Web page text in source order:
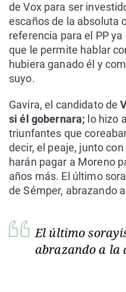
de Vox para ser
escaños de la absoluta
referencia para el PP
que le permite hablar
hubiera ganado él y
suyo.
Gavira, el candidato de
si él gobernara; lo hizo
triunfantes que
decir, el peaje, junto
harán pagar a Moreno
años más. El último
de Sémper, abrazando
El último
abrazando a la